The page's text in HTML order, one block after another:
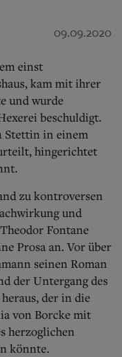
09.09.2020
einst
kam mit ihrer
und wurde
beschuldigt.
Stettin in einem
hingerichtet
zu kontroversen
und
Fontane
Prosa an. Vor über
seinen Roman
der Untergang des
der in die
von Borcke mit
herzoglichen
könnte.